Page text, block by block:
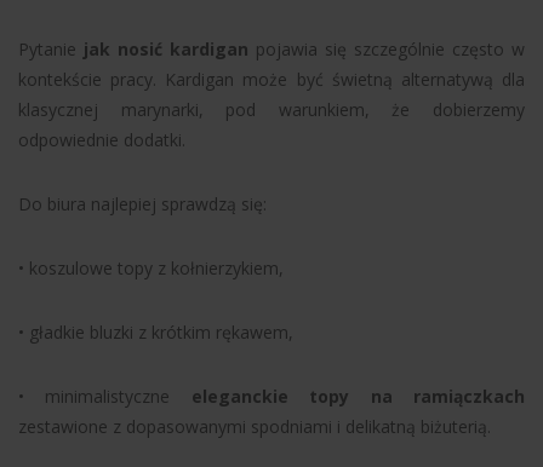
Pytanie jak nosić kardigan pojawia się szczególnie często w
kontekście pracy. Kardigan może być świetną alternatywą dla
klasycznej marynarki, pod warunkiem, że dobierzemy
odpowiednie dodatki.
Do biura najlepiej sprawdzą się:
• koszulowe topy z kołnierzykiem,
• gładkie bluzki z krótkim rękawem,
• minimalistyczne eleganckie topy na ramiączkach
zestawione z dopasowanymi spodniami i delikatną biżuterią.